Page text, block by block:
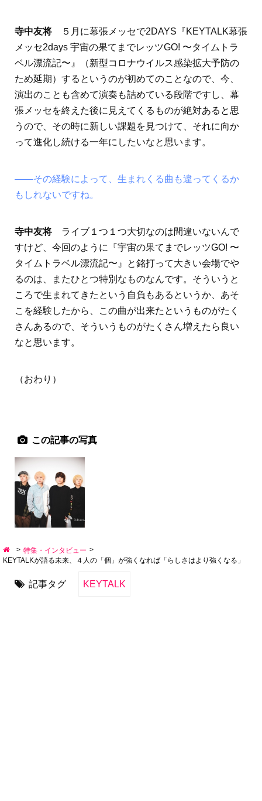
寺中友将
５月に幕張メッセで2DAYS『KEYTALK幕張
メッセ2days 宇宙の果てまでレッツGO! 〜タイムトラ
ベル漂流記〜』（新型コロナウイルス感染拡大予防の
ため延期）するというのが初めてのことなので、今、
演出のことも含めて演奏も詰めている段階ですし、幕
張メッセを終えた後に見えてくるものが絶対あると思
うので、その時に新しい課題を見つけて、それに向か
って進化し続ける一年にしたいなと思います。
――その経験によって、生まれくる曲も違ってくるか
もしれないですね。
寺中友将 ライブ１つ１つ大切なのは間違いないんで
すけど、今回のように『宇宙の果てまでレッツGO! 〜
タイムトラベル漂流記〜』と銘打って大きい会場でや
るのは、またひとつ特別なものなんです。そういうと
ころで生まれてきたという自負もあるというか、あそ
こを経験したから、この曲が出来たというものがたく
さんあるので、そういうものがたくさん増えたら良い
なと思います。
（おわり）
この記事の写真
> 特集・インタビュー >
KEYTALKが語る未来、４人の「個」が強くなれば「らしさはより強くなる」
記事タグ KEYTALK